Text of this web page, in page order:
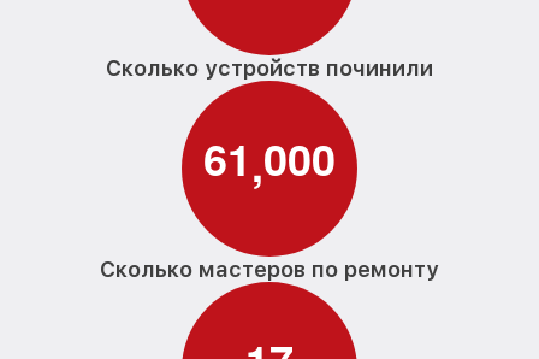
Сколько устройств починили
61,000
Сколько мастеров по ремонту